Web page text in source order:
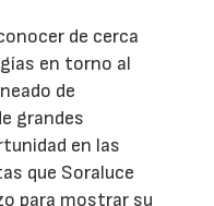
de cerca
en torno al
de
grandes
en las
que Soraluce
para mostrar su